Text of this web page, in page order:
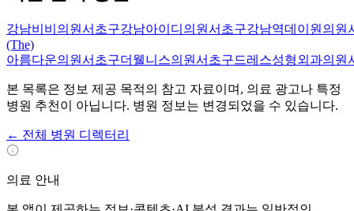
강남비비의원서초구강남아이디의원서초구강남역데이원의원
(The)
아름다운의원서초구더웰니스의원서초구드레스성형외과의원
본 목록은 정보 제공 목적의 참고 자료이며, 의료 광고나 특정
병원 추천이 아닙니다. 병원 정보는 변경되었을 수 있습니다.
← 전체 병원 디렉터리
의료 안내